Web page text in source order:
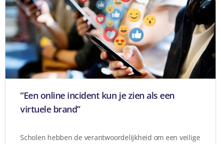
“Een online incident kun je zien als een
virtuele brand”
Scholen hebben de verantwoordelijkheid om een veilige